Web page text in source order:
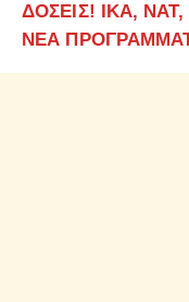
ΔΟΣΕΙΣ! ΙΚΑ,
ΝΕΑ